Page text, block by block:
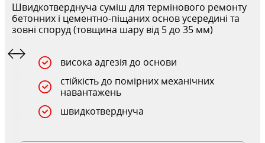
Швидкотверднуча суміш для термінового ремонту
бетонних і цементно-піщаних основ усередині та
зовні споруд (товщина шару від 5 до 35 мм)
висока адгезія до основи
стійкість до помірних механічних
навантажень
швидкотверднуча